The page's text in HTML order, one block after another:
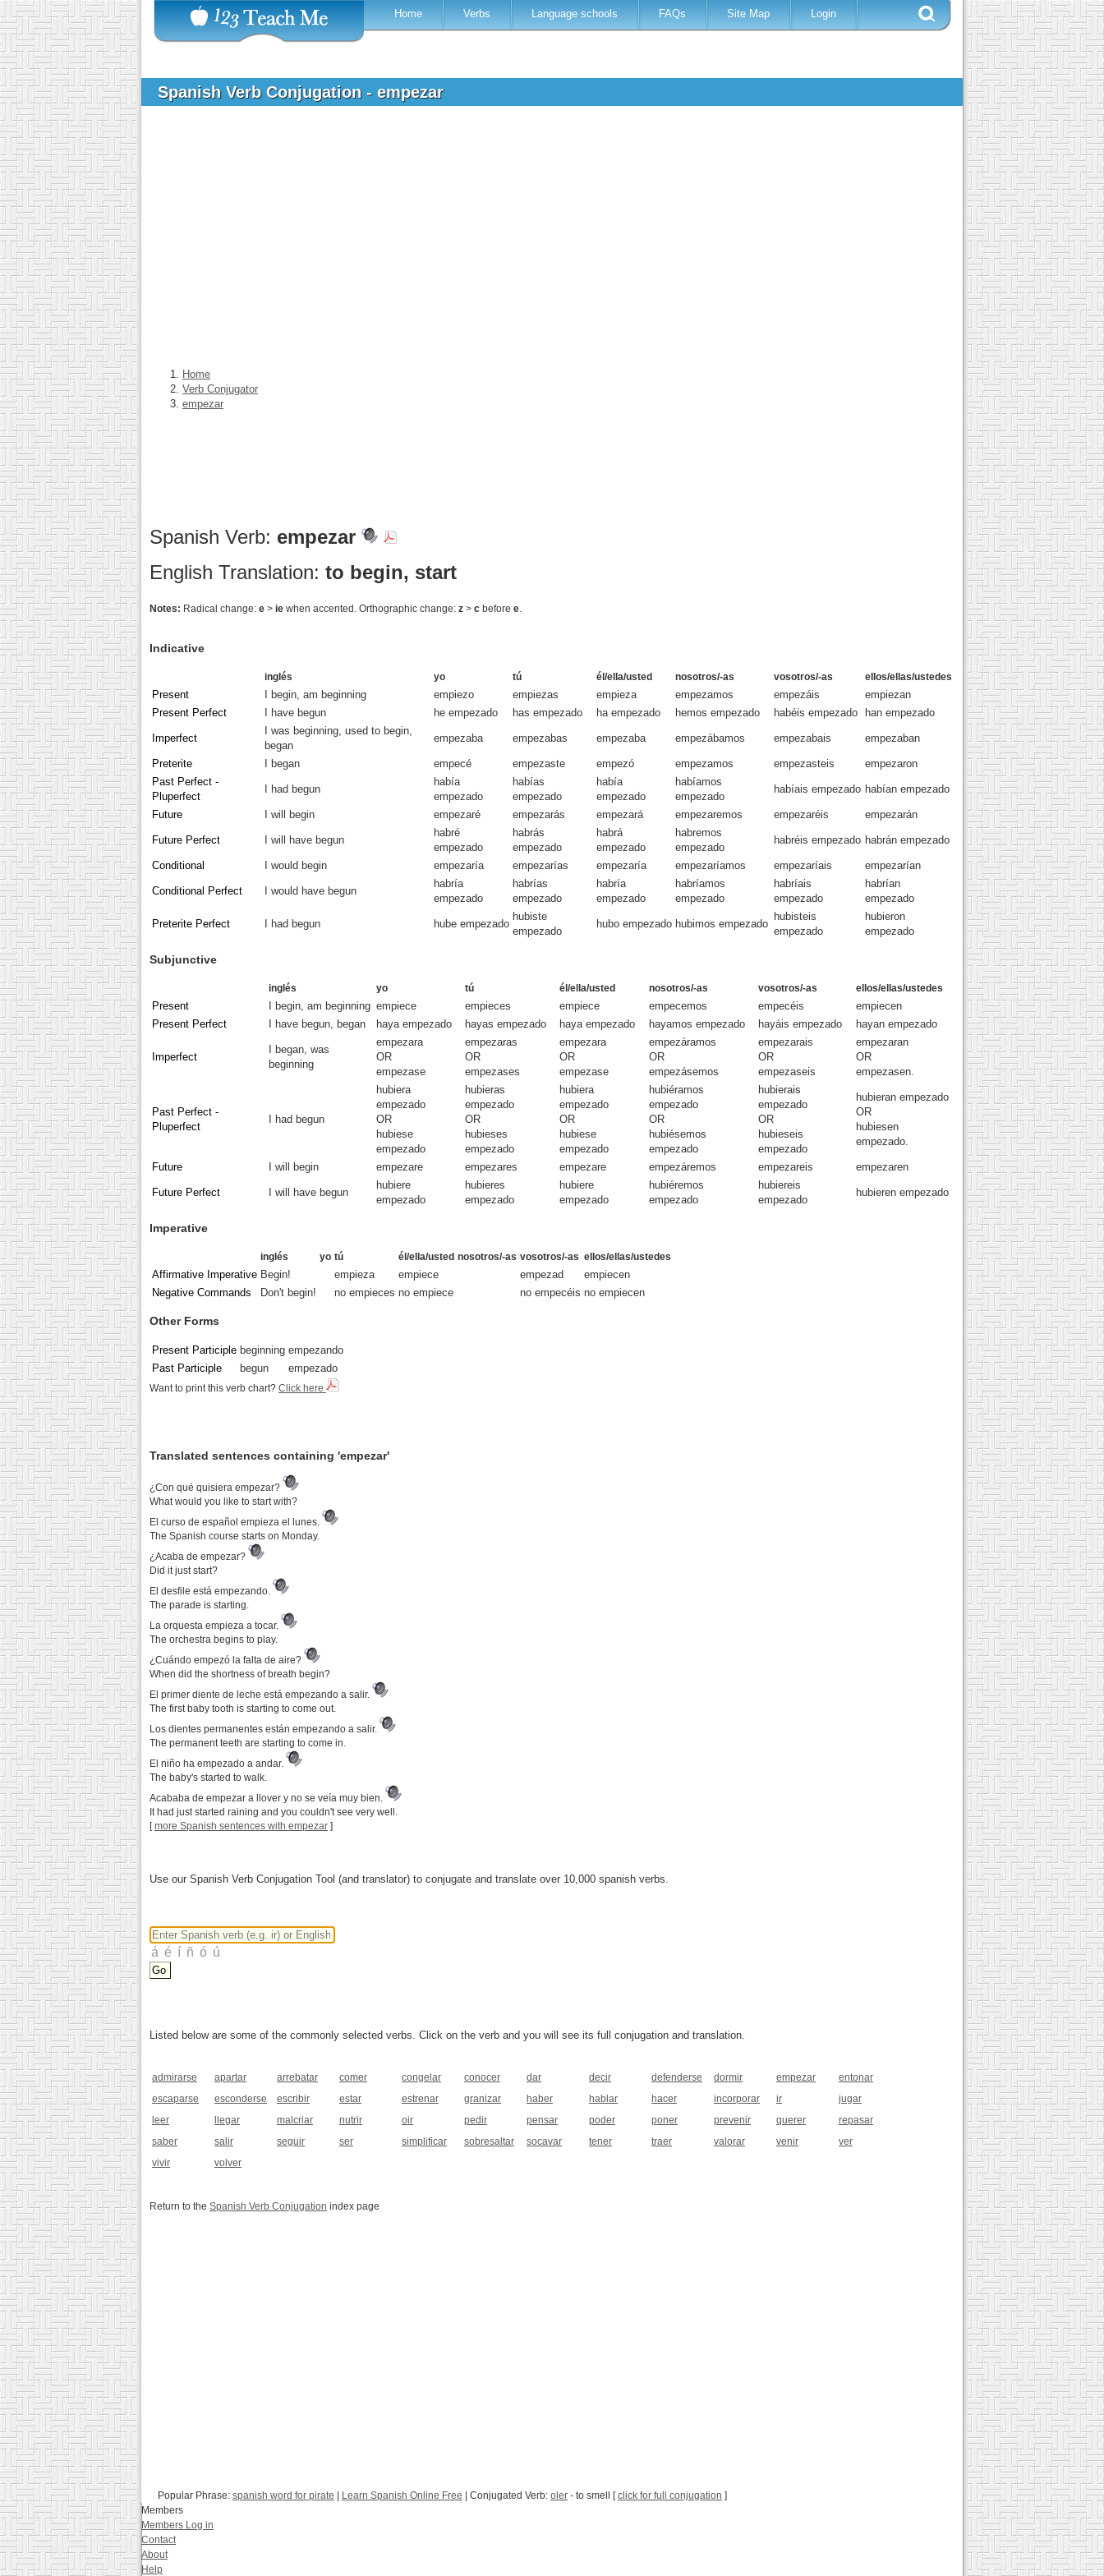
Home Verbs Language schools FAQs Site Map Login
Spanish Verb Conjugation - empezar
Home
Verb Conjugator
empezar
Spanish Verb: empezar
English Translation: to begin, start
Notes: Radical change: e > ie when accented. Orthographic change: z > c before e.
Indicative
inglés yo tú él/ella/usted nosotros/-as vosotros/-as ellos/ellas/ustedes
Present I begin, am beginning empiezo empiezas empieza empezamos empezáis
empiezan
Present Perfect
I have begun he empezado has empezado ha empezado hemos empezado habéis empezado han empezado
Imperfect
I was beginning, used to begin,
began
empezaba empezabas empezaba empezábamos empezabais empezaban
Preterite I began empecé empezaste empezó empezamos empezasteis
empezaron
Past Perfect -
Pluperfect
I had begun
había
empezado
habías
empezado
había
empezado
habíamos
empezado
habíais empezado habían empezado
Future I will begin empezaré empezarás empezará empezaremos empezaréis empezarán
Future Perfect I will have begun
habré
empezado
habrás
empezado
habrá
empezado
habremos
empezado
habréis empezado habrán empezado
Conditional I would begin empezaría empezarías empezaría empezaríamos empezaríais empezarían
Conditional Perfect I would have begun
habría
empezado
habrías
empezado
habría
empezado
habríamos
empezado
habríais
empezado
habrían
empezado
Preterite Perfect I had begun hube empezado
hubiste
empezado
hubo empezado hubimos empezado
hubisteis
empezado
hubieron
empezado
Subjunctive
inglés yo tú él/ella/usted nosotros/-as vosotros/-as ellos/ellas/ustedes
Present I begin, am beginning empiece empieces empiece empecemos empecéis
empiecen
Present Perfect
I have begun, began haya empezado hayas empezado haya empezado hayamos empezado hayáis empezado hayan empezado
Imperfect
I began, was
beginning
empezara
OR
empezase
empezaras
OR
empezases
empezara
OR
empezase
empezáramos
OR
empezásemos
empezarais
OR
empezaseis
empezaran
OR
empezasen.
Past Perfect -
Pluperfect
I had begun
hubiera
empezado
OR
hubiese
empezado
hubieras
empezado
OR
hubieses
empezado
hubiera
empezado
OR
hubiese
empezado
hubiéramos
empezado
OR
hubiésemos
empezado
hubierais
empezado
OR
hubieseis
empezado
hubieran empezado
OR
hubiesen
empezado.
Future I will begin empezare empezares empezare empezáremos empezareis empezaren
Future Perfect I will have begun
hubiere
empezado
hubieres
empezado
hubiere
empezado
hubiéremos
empezado
hubiereis
empezado
hubieren empezado
Imperative
inglés yo tú él/ella/usted nosotros/-as vosotros/-as ellos/ellas/ustedes
Affirmative Imperative Begin! empieza empiece empezad
empiecen
Negative Commands
Don't begin! no empieces no empiece no empecéis no empiecen
Other Forms
Present Participle beginning empezando
Past Participle
begun empezado
Want to print this verb chart? Click here
Translated sentences containing 'empezar'
¿Con qué quisiera empezar?
What would you like to start with?
El curso de español empieza el lunes.
The Spanish course starts on Monday.
¿Acaba de empezar?
Did it just start?
El desfile está empezando.
The parade is starting.
La orquesta empieza a tocar.
The orchestra begins to play.
¿Cuándo empezó la falta de aire?
When did the shortness of breath begin?
El primer diente de leche está empezando a salir.
The first baby tooth is starting to come out.
Los dientes permanentes están empezando a salir.
The permanent teeth are starting to come in.
El niño ha empezado a andar.
The baby's started to walk.
Acababa de empezar a llover y no se veía muy bien.
It had just started raining and you couldn't see very well.
[more Spanish sentences with empezar ]
Use our Spanish Verb Conjugation Tool (and translator) to conjugate and translate over 10,000 spanish verbs.
Listed below are some of the commonly selected verbs. Click on the verb and you will see its full conjugation and translation.
admirarse apartar arrebatar comer congelar conocer dar decir defenderse dormir empezar
entonar
escaparse
esconderse escribir estar estrenar granizar haber hablar hacer incorporar ir
jugar
leer
llegar malcriar nutrir oir pedir pensar poder poner prevenir querer
repasar
saber
salir seguir ser simplificar sobresaltar socavar tener traer valorar venir
ver
vivir
volver
Return to the Spanish Verb Conjugation index page
Popular Phrase: spanish word for pirate Learn Spanish Online Free | Conjugated Verb: oler - to smell [click for full conjugation ]
Members
Members Log in
Contact
About
Help